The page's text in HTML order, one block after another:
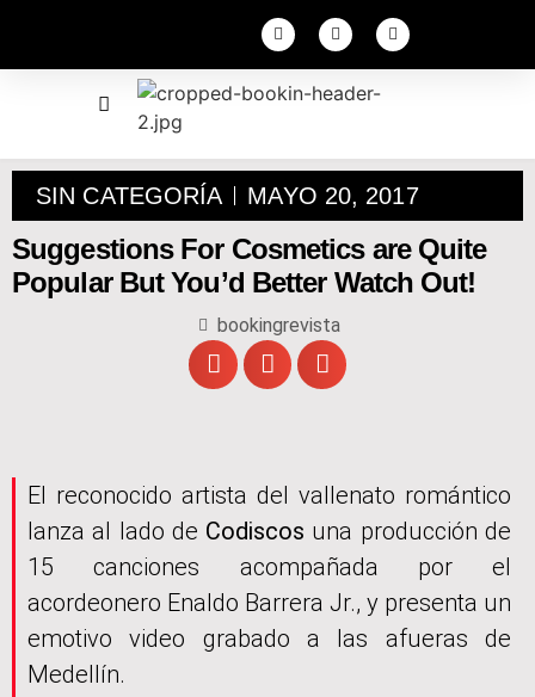
SIN CATEGORÍA MAYO 20, 2017
Suggestions For Cosmetics are Quite
Popular But You’d Better Watch Out!
bookingrevista
El reconocido artista del vallenato romántico
lanza al lado de Codiscos una producción de
15 canciones acompañada por el
acordeonero Enaldo Barrera Jr., y presenta un
emotivo video grabado a las afueras de
Medellín.